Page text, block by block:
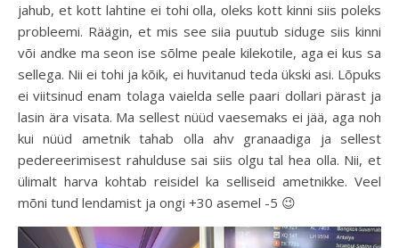
jahub, et kott lahtine ei tohi olla, oleks kott kinni siis poleks
probleemi. Räägin, et mis see siia puutub siduge siis kinni
või andke ma seon ise sõlme peale kilekotile, aga ei kus sa
sellega. Nii ei tohi ja kõik, ei huvitanud teda ükski asi. Lõpuks
ei viitsinud enam tolaga vaielda selle paari dollari pärast ja
lasin ära visata. Ma sellest nüüd vaesemaks ei jää, aga noh
kui nüüd ametnik tahab olla ahv granaadiga ja sellest
pedereerimisest rahulduse sai siis olgu tal hea olla. Nii, et
ülimalt harva kohtab reisidel ka selliseid ametnikke. Veel
mõni tund lendamist ja ongi +30 asemel -5 😉